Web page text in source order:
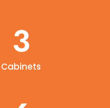
3
Cabinets